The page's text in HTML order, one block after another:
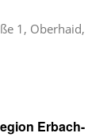
1, Oberhaid,
Erbach-